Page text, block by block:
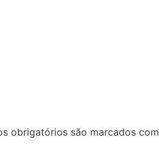
obrigatórios são marcados com